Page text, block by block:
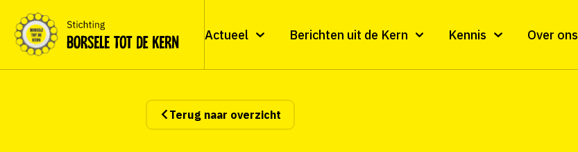
Actueel Berichten uit de Kern Kennis Over ons
Terug naar overzicht